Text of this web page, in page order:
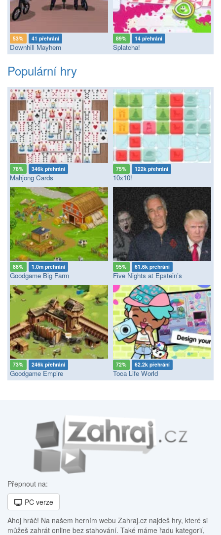
53% 41 přehrání
Downhill Mayhem
89% 14 přehrání
Splatcha!
Populární hry
78% 346k přehrání
Mahjong Cards
75% 122k přehrání
10x10!
88% 1.0m přehrání
Goodgame Big Farm
95% 61.6k přehrání
Five Nights at Epstein’s
73% 246k přehrání
Goodgame Empire
72% 62.2k přehrání
Toca Life World
Přepnout na:
PC verze
Ahoj hráč! Na našem herním webu Zahraj.cz najdeš hry, které si
můžeš zahrát online bez stahování. Také máme řadu kategorií,